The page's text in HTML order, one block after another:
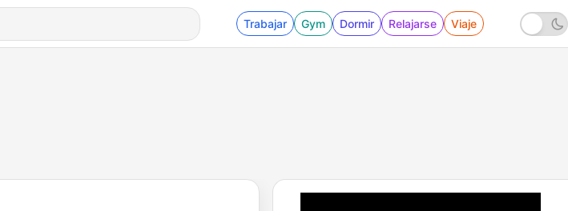
Trabajar Gym Dormir Relajarse Viaje